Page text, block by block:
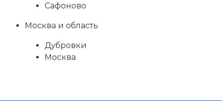
Сафоново
Москва и область
Дубровки
Москва